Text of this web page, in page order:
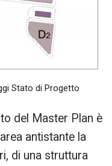
Stato di Progetto
del Master Plan è
antistante la
di una struttura